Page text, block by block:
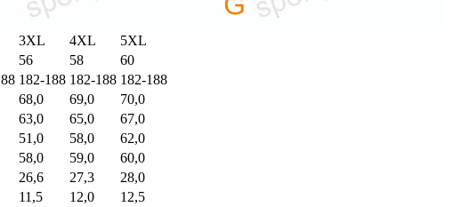
3XL 4XL
5XL
56 58
60
182-188 182-188 182-188
68,0 69,0
70,0
63,0 65,0
67,0
51,0 58,0
62,0
58,0 59,0
60,0
26,6 27,3
28,0
11,5 12,0
12,5